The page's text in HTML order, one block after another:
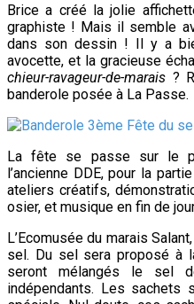
Brice a créé la jolie
graphiste ! Mais il semble
dans son dessin ! Il y a
avocette, et la gracieuse
chieur-ravageur-de-marais ?
banderole posée à La Passe.
La fête se passe sur le
l’ancienne DDE, pour la
ateliers créatifs,
osier, et musique en fin de
L’Ecomusée du marais
sel. Du sel sera proposé à
seront mélangés le sel
indépendants. Les sachets